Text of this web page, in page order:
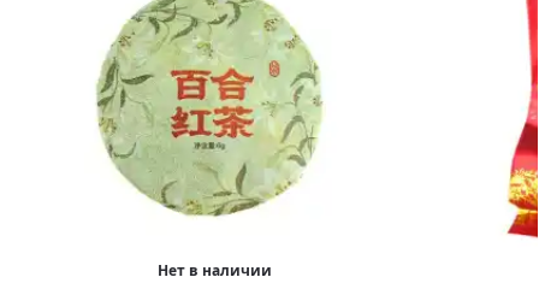
Нет в наличии